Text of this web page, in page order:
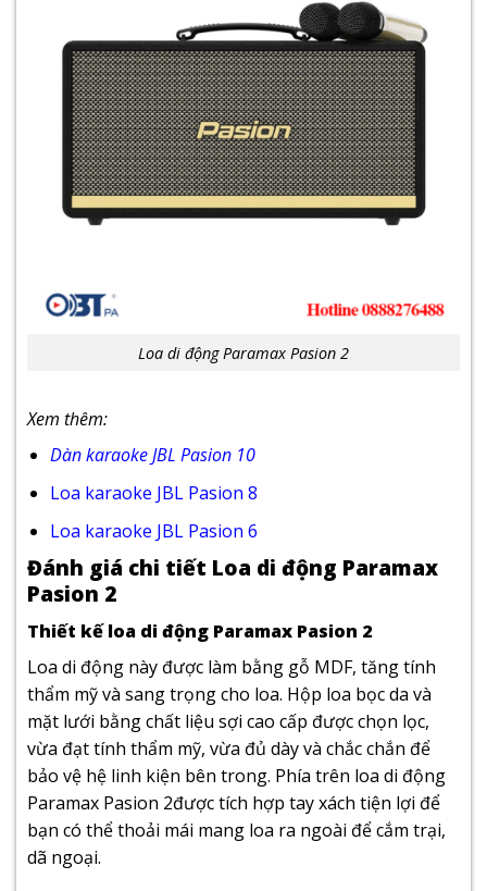
Loa di động Paramax Pasion 2
Xem thêm:
Dàn karaoke JBL Pasion 10
Loa karaoke JBL Pasion 8
Loa karaoke JBL Pasion 6
Đánh giá chi tiết Loa di động Paramax
Pasion 2
Thiết kế loa di động Paramax Pasion 2
Loa di động này được làm bằng gỗ MDF, tăng tính
thẩm mỹ và sang trọng cho loa. Hộp loa bọc da và
mặt lưới bằng chất liệu sợi cao cấp được chọn lọc,
vừa đạt tính thẩm mỹ, vừa đủ dày và chắc chắn để
bảo vệ hệ linh kiện bên trong. Phía trên loa di động
Paramax Pasion 2được tích hợp tay xách tiện lợi để
bạn có thể thoải mái mang loa ra ngoài để cắm trại,
dã ngoại.